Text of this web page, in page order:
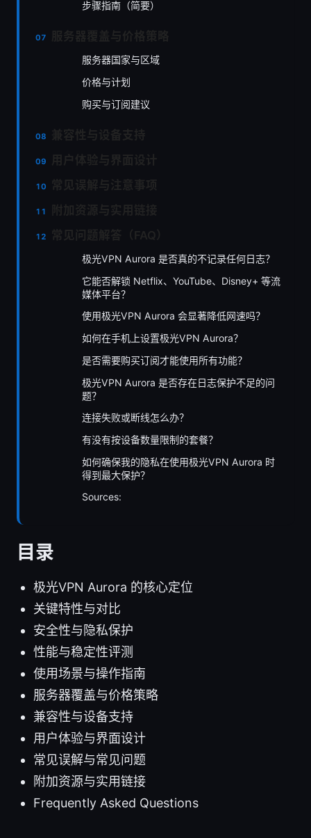
步骤指南（简要）
服务器国家与区域
价格与计划
购买与订阅建议
极光VPN Aurora 是否真的不记录任何日志？
它能否解锁 Netflix、YouTube、Disney+ 等流
媒体平台？
使用极光VPN Aurora 会显著降低网速吗？
如何在手机上设置极光VPN Aurora？
是否需要购买订阅才能使用所有功能？
极光VPN Aurora 是否存在日志保护不足的问
题？
连接失败或断线怎么办？
有没有按设备数量限制的套餐？
如何确保我的隐私在使用极光VPN Aurora 时
得到最大保护？
Sources:
目录
极光VPN Aurora 的核心定位
关键特性与对比
安全性与隐私保护
性能与稳定性评测
使用场景与操作指南
服务器覆盖与价格策略
兼容性与设备支持
用户体验与界面设计
常见误解与常见问题
附加资源与实用链接
Frequently Asked Questions